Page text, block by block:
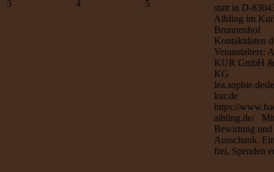
3
4
5
statt in D-
Aibling im
Brunnenhof
Kontaktdaten
Veranstalters:
KUR GmbH
KG
kur.de
https://
aibling.de/
Bewirtung und
Ausschank.
frei, Spenden